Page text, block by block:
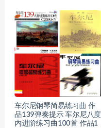
车尔尼钢琴简易练习曲 作
品139弹奏提示 车尔尼八度
内进阶练习曲100首 作品1